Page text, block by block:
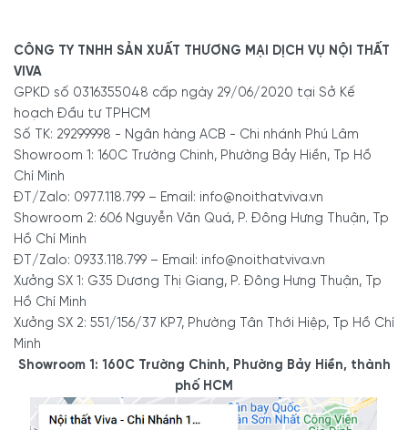
Làm Việc Thông Minh xứng đáng với sự đầu tư của mình.
Hãy lựa chọn Nội Thất Viva để sở hữu
tủ kệ sách
lượng, tốt nhất thị trường bạn nhé!
Tóm tắt thông số kỹ thuật:
Tên
Tủ Kệ Sách Gỗ Tự
Mã SP
KS-2412
Chất liệu chính
Gỗ Sồi tự nhiên
Đặc tính nổi bật
Gỗ tuyển chọn chất
Nơi sản xuất
Độ an toàn
Đảm bảo an toàn,
Kích thước
Có mẫu tiêu chuẩn và
CÔNG TY TNHH SẢN XUẤT THƯƠNG MẠI DỊCH VỤ NỘI THẤT
VIVA
GPKD số 0316355048 cấp ngày 29/06/2020 tại Sở Kế
hoạch Đầu tư TPHCM
Số TK: 29299998 - Ngân hàng ACB - Chi nhánh Phú Lâm
Showroom 1: 160C Trường Chinh, Phường Bảy Hiền, Tp Hồ
Chí Minh
ĐT/Zalo: 0977.118.799 – Email: info@noithatviva.vn
Showroom 2: 606 Nguyễn Văn Quá, P. Đông Hưng Thuận, Tp
Hồ Chí Minh
ĐT/Zalo: 0933.118.799 – Email: info@noithatviva.vn
Xưởng SX 1: G35 Dương Thị Giang, P. Đông Hưng Thuận, Tp
Hồ Chí Minh
Xưởng SX 2: 551/156/37 KP7, Phường Tân Thới Hiệp, Tp Hồ Chí
Minh
Showroom 1: 160C Trường Chinh, Phường Bảy Hiền, thành
phố HCM